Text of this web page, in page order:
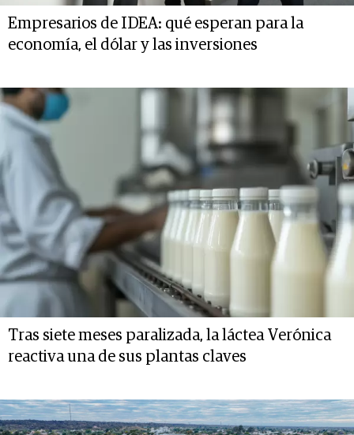
Empresarios de IDEA: qué esperan para la
economía, el dólar y las inversiones
Tras siete meses paralizada, la láctea Verónica
reactiva una de sus plantas claves